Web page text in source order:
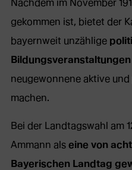
Nachdem im November
gekommen ist, bietet der
bayernweit unzählige
Bildungsveranstaltungen
neugewonnene aktive
machen.
Bei der Landtagswahl am
Ammann als eine von
Bayerischen Landtag